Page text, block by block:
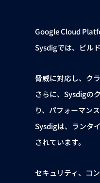
Google Cloud
Sysdigでは、ビル
脅威に対応し、ク
さらに、Sysdigの
り、パフォーマン
Sysdigは、ランタ
されています。
セキュリティ、コ